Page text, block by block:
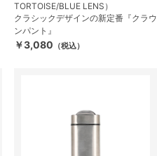
TORTOISE/BLUE LENS）
クラシックデザインの新定番『クラウ
ンパント』
￥3,080 （税込）